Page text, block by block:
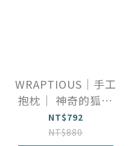
WRAPTIOUS｜手工
抱枕｜ 神奇的狐狸
先生
NT$792
NT$880